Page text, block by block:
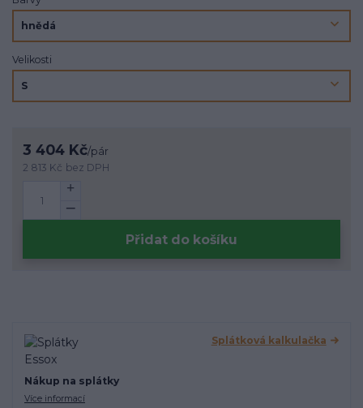
Velikosti
3 404 Kč/pár
2 813 Kč bez DPH
Přidat do košíku
Splátková kalkulačka
Nákup na splátky
Více informací